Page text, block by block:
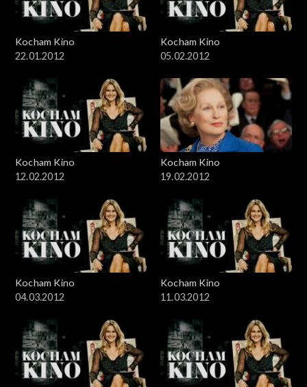
Kocham Kino
22.01.2012
Kocham Kino
05.02.2012
Kocham Kino
12.02.2012
Kocham Kino
19.02.2012
Kocham Kino
04.03.2012
Kocham Kino
11.03.2012